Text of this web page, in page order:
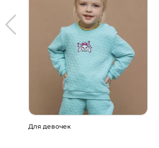
Для девочек